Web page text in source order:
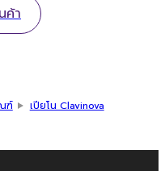
ค้า
ฑ์
เปียโน Clavinova